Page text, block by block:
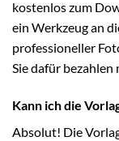
kostenlos zum
ein Werkzeug an
professioneller
Sie dafür bezahlen
Kann ich die
Absolut! Die